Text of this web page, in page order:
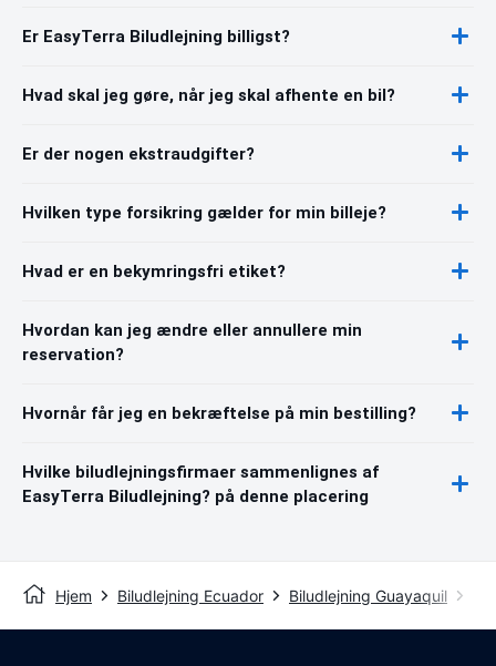
Er EasyTerra Biludlejning billigst?
Hvad skal jeg gøre, når jeg skal afhente en bil?
Er der nogen ekstraudgifter?
Hvilken type forsikring gælder for min billeje?
Hvad er en bekymringsfri etiket?
Hvordan kan jeg ændre eller annullere min
reservation?
Hvornår får jeg en bekræftelse på min bestilling?
Hvilke biludlejningsfirmaer sammenlignes af
EasyTerra Biludlejning? på denne placering
Hjem Biludlejning Ecuador Biludlejning Guayaquil